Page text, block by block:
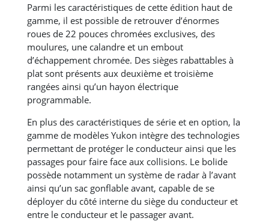
Parmi les caractéristiques de cette édition haut de
gamme, il est possible de retrouver d’énormes
roues de 22 pouces chromées exclusives, des
moulures, une calandre et un embout
d’échappement chromée. Des sièges rabattables à
plat sont présents aux deuxième et troisième
rangées ainsi qu’un hayon électrique
programmable.
En plus des caractéristiques de série et en option, la
gamme de modèles Yukon intègre des technologies
permettant de protéger le conducteur ainsi que les
passages pour faire face aux collisions. Le bolide
possède notamment un système de radar à l’avant
ainsi qu’un sac gonflable avant, capable de se
déployer du côté interne du siège du conducteur et
entre le conducteur et le passager avant.